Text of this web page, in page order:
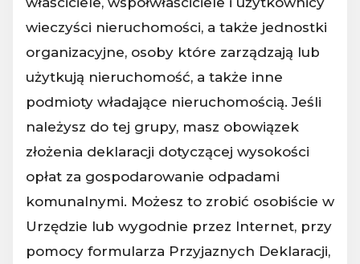
wieczyści nieruchomości, a także jednostki
organizacyjne, osoby które zarządzają lub
użytkują nieruchomość, a także inne
podmioty władające nieruchomością. Jeśli
należysz do tej grupy, masz obowiązek
złożenia deklaracji dotyczącej wysokości
opłat za gospodarowanie odpadami
komunalnymi. Możesz to zrobić osobiście w
Urzędzie lub wygodnie przez Internet, przy
pomocy formularza Przyjaznych Deklaracji,